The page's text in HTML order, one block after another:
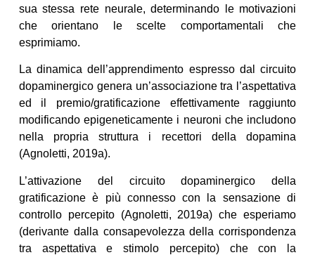
sua stessa rete neurale, determinando le motivazioni
che orientano le scelte comportamentali che
esprimiamo.
La dinamica dell’apprendimento espresso dal circuito
dopaminergico genera un’associazione tra l’aspettativa
ed il premio/gratificazione effettivamente raggiunto
modificando epigeneticamente i neuroni che includono
nella propria struttura i recettori della dopamina
(Agnoletti, 2019a).
L’attivazione del circuito dopaminergico della
gratificazione è più connesso con la sensazione di
controllo percepito (Agnoletti, 2019a) che esperiamo
(derivante dalla consapevolezza della corrispondenza
tra aspettativa e stimolo percepito) che con la